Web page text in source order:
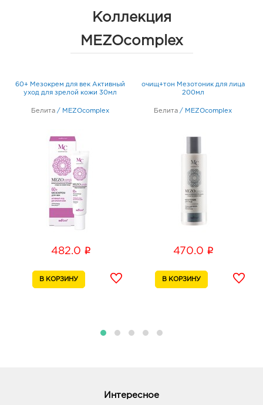
График работы:9:00 - 18:00
График работы:10:00 - 21:00
Б.Хмельницкого, соор. 50б
График работы:
Белгород Линия-1: 748.0 руб.
308033, Белгородская обл, г Белгород, ул
Королева, д. 9а
График работы:
308009, Белгородская обл, г Белгород, ул 50-
летия Белгородской области, д. 11
Белгород Рио: 748.0 руб.
Коллекция
MEZOcomplex
60+ Мезокрем для век Активный
уход для зрелой кожи 30мл
Белита / MEZOcomplex
482.0 i
очищ+тон Мезотоник для лица
200мл
Белита / MEZOcomplex
470.0 i
Интересное